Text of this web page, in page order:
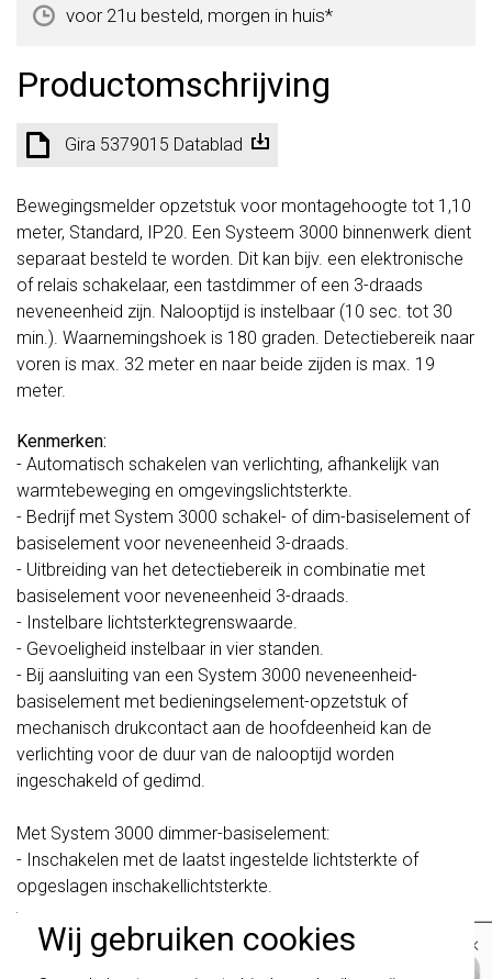
Wij gebruiken cookies
voor 21u besteld, morgen in huis*
Productomschrijving
Gira 5379015 Datablad
Bewegingsmelder opzetstuk voor montagehoogte tot 1,10
meter, Standard, IP20. Een Systeem 3000 binnenwerk dient
separaat besteld te worden. Dit kan bijv. een elektronische
of relais schakelaar, een tastdimmer of een 3-draads
neveneenheid zijn. Nalooptijd is instelbaar (10 sec. tot 30
min.). Waarnemingshoek is 180 graden. Detectiebereik naar
voren is max. 32 meter en naar beide zijden is max. 19
meter.
Kenmerken:
- Automatisch schakelen van verlichting, afhankelijk van
warmtebeweging en omgevingslichtsterkte.
- Bedrijf met System 3000 schakel- of dim-basiselement of
basiselement voor neveneenheid 3-draads.
- Uitbreiding van het detectiebereik in combinatie met
basiselement voor neveneenheid 3-draads.
- Instelbare lichtsterktegrenswaarde.
- Gevoeligheid instelbaar in vier standen.
- Bij aansluiting van een System 3000 neveneenheid-
basiselement met bedieningselement-opzetstuk of
mechanisch drukcontact aan de hoofdeenheid kan de
verlichting voor de duur van de nalooptijd worden
ingeschakeld of gedimd.
Met System 3000 dimmer-basiselement:
- Inschakelen met de laatst ingestelde lichtsterkte of
opgeslagen inschakellichtsterkte.
- De inschakellichtsterkte kan alleen permanent worden
opgeslagen via System 3000 basiselement voor
×